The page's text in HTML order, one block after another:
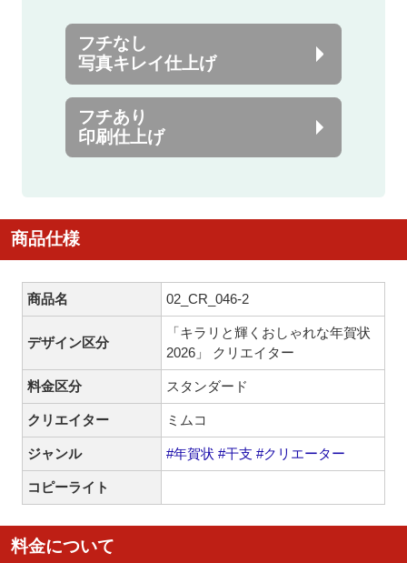
フチなし
写真キレイ仕上げ
フチあり
印刷仕上げ
商品仕様
商品名 02_CR_046-2
デザイン区分
「キラリと輝くおしゃれな年賀状
2026」 クリエイター
料金区分 スタンダード
クリエイター ミムコ
ジャンル #年賀状 #干支 #クリエーター
コピーライト
料金について